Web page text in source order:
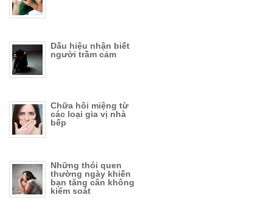
Dấu hiệu nhận biết
người trầm cảm
Chữa hôi miệng từ
các loại gia vị nhà
bếp
Những thói quen
thường ngày khiến
bạn tăng cân không
kiểm soát